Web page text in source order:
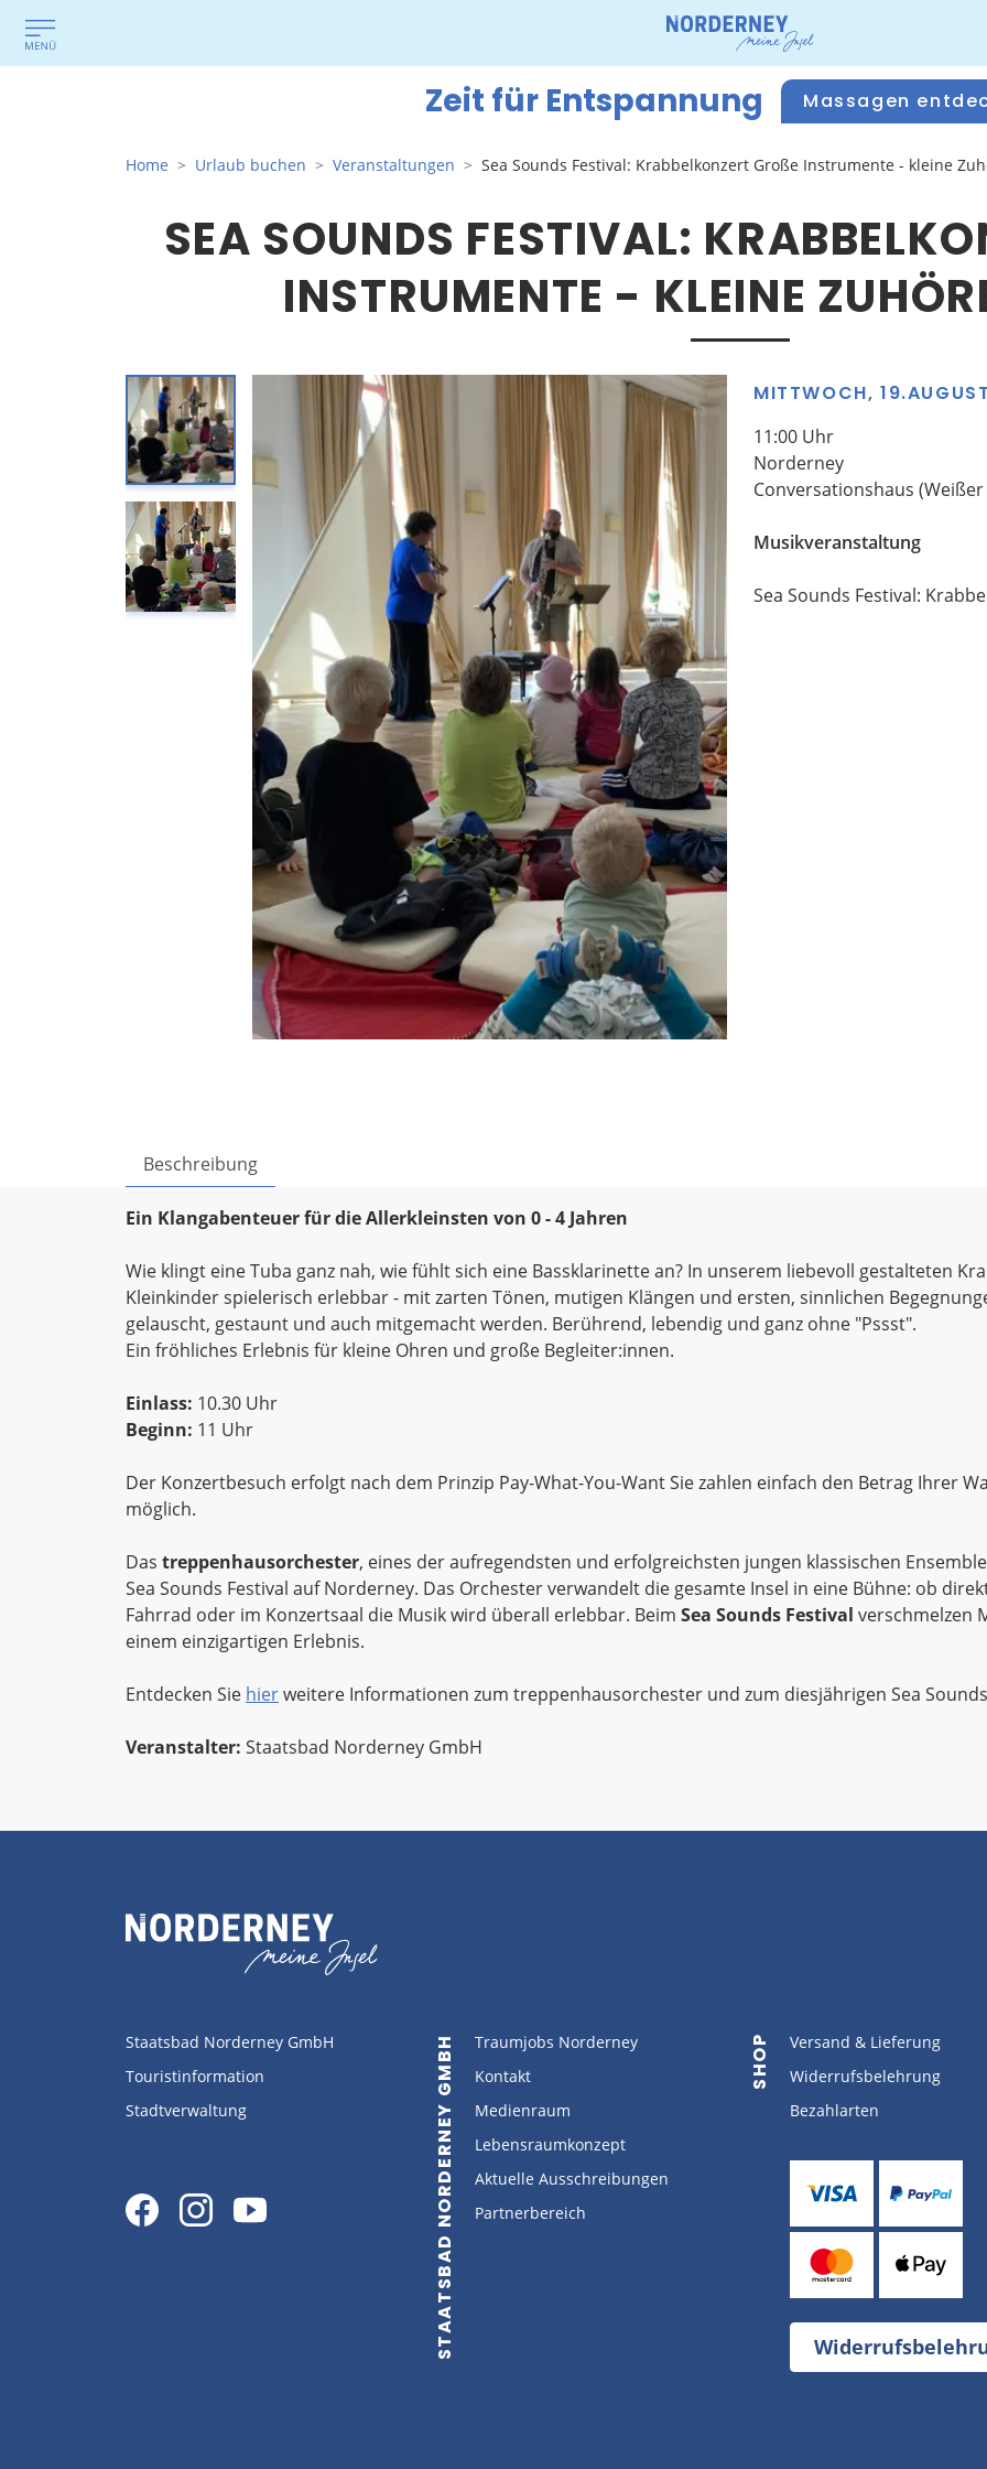
Zeit für Entspannung Massagen
Home Urlaub buchen Veranstaltungen Sea Sounds Festival: Krabbelkonzert Große Instrumente - kleine
SEA SOUNDS FESTIVAL:
NSTRUMENTE - KLEINE
MITTWOCH,
11:00 Uhr
Norderney
Conversationshaus (Weißer
Musikveranstaltung
Sea Sounds Festival:
Beschreibung
Ein Klangabenteuer für die Allerkleinsten von 0 - 4 Jahren
Wie klingt eine Tuba ganz nah, wie fühlt sich eine Bassklarinette an? In unserem liebevoll gestalteten
Kleinkinder spielerisch erlebbar - mit zarten Tönen, mutigen Klängen und ersten, sinnlichen
gelauscht, gestaunt und auch mitgemacht werden. Berührend, lebendig und ganz ohne "Pssst".
Ein fröhliches Erlebnis für kleine Ohren und große Begleiter:innen.
Einlass: 10.30 Uhr
Beginn: 11 Uhr
Der Konzertbesuch erfolgt nach dem Prinzip Pay-What-You-Want Sie zahlen einfach den Betrag Ihrer
möglich.
Das treppenhausorchester, eines der aufregendsten und erfolgreichsten jungen klassischen
Sea Sounds Festival auf Norderney. Das Orchester verwandelt die gesamte Insel in eine Bühne: ob
Fahrrad oder im Konzertsaal die Musik wird überall erlebbar. Beim Sea Sounds Festival verschmelzen
einem einzigartigen Erlebnis.
Entdecken Sie hierweitere Informationen zum treppenhausorchester und zum diesjährigen Sea
Veranstalter: Staatsbad Norderney GmbH
Staatsbad Norderney GmbH
Touristinformation
Stadtverwaltung
STAATSBAD NORDERNEY GMBH
Traumjobs Norderney
Kontakt
Medienraum
Lebensraumkonzept
Aktuelle Ausschreibungen
Partnerbereich
SHOP
Versand & Lieferung
Widerrufsbelehrung
Bezahlarten